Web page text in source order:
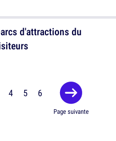
d'attractions du
4 5 6
Page suivante